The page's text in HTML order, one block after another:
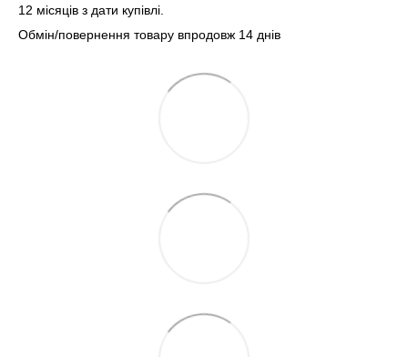
12 місяців з дати купівлі.
Обмін/повернення товару впродовж 14 днів